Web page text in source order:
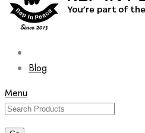
Blog
Menu